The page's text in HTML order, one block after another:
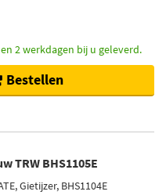
2 werkdagen bij u geleverd.
Bestellen
TRW BHS1105E
Gietijzer, BHS1104E